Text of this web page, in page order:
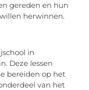
gereden en hun
herwinnen.
in
Deze lessen
bereiden op het
van het